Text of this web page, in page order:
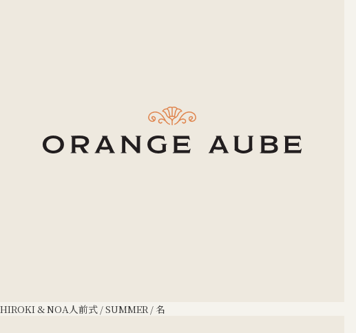
HIROKI & NOA人前式 / SUMMER / 名